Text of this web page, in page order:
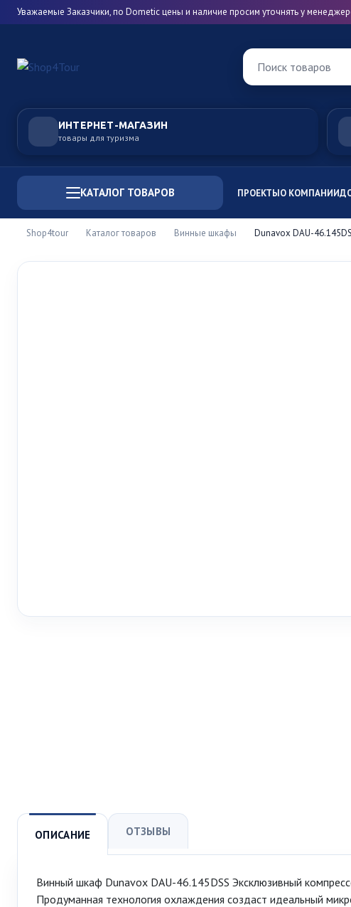
Уважаемые Заказчики, по Dometic цены и наличие просим уточнять у
Поиск товаров
ИНТЕРНЕТ-МАГАЗИН
товары для туризма
КАТАЛОГ ТОВАРОВ ПРОЕКТЫО КОМПАНИИ
Shop4tour Каталог товаров Винные шкафы Dunavox DAU-
ОПИСАНИЕ ОТЗЫВЫ
Винный шкаф Dunavox DAU-46.145DSS Эксклюзивный
Продуманная технология охлаждения создаст идеальный